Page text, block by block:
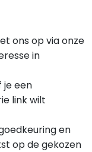
ons op via onze
in
je een
link wilt
en
op de gekozen